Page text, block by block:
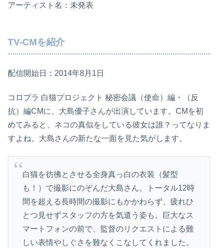
アーティスト名：未発表
TV-CMを紹介
配信開始日：2014年8月1日
コロプラ 白猫プロジェクト 秘密会議（使命）編・（反
抗）編CMに、大島優子さんが出演しています。CMを初
めてみると、ネコの真似をしている彼女は誰？ってなりま
すよね。大島さんの新たな一面を見た気がします。
白猫を彷彿とさせる全身真っ白の衣装（髪型
も！）で撮影にのぞんだ大島さん。トータル12時
間を超える長時間の撮影にもかかわらず、疲れひ
とつ見せずスタッフの方を気遣う姿も。巨大なス
マートフォンの前で、監督のリクエストによる難
しい表情やしぐさを難なくこなしてくれました。